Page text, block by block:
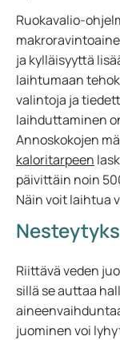
Ruokavalio-
ja kylläisyyttä
laihtumaan
valintoja ja
laihduttaminen
Annoskokojen
kaloritarpeen
päivittäin noin
Näin voit laihtua
Riittävä veden
sillä se auttaa
juominen voi